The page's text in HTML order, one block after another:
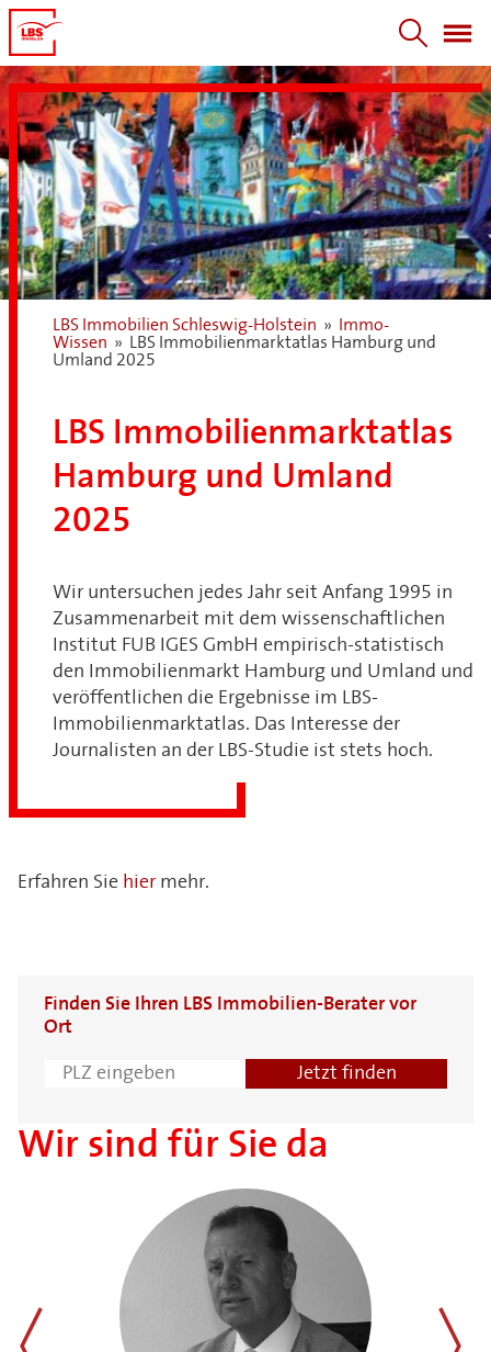
LBS Immobilien Schleswig-Holstein »
Immo-
Wissen » LBS Immobilienmarktatlas Hamburg und
Umland 2025
LBS Immobilienmarktatlas
Hamburg und Umland
2025
Wir untersuchen jedes Jahr seit Anfang 1995 in
Zusammenarbeit mit dem wissenschaftlichen
Institut FUB IGES GmbH empirisch-statistisch
den Immobilienmarkt Hamburg und Umland und
veröffentlichen die Ergebnisse im LBS-
Immobilienmarktatlas. Das Interesse der
Journalisten an der LBS-Studie ist stets hoch.
Erfahren Sie hier mehr.
Finden Sie Ihren LBS Immobilien-Berater vor
Ort
Wir sind für Sie da